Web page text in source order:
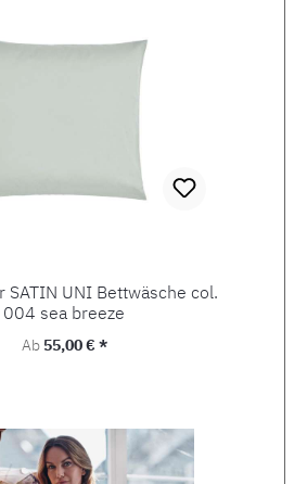
SATIN UNI Bettwäsche col.
004 sea breeze
Regulärer Preis:
Ab 55,00 € *